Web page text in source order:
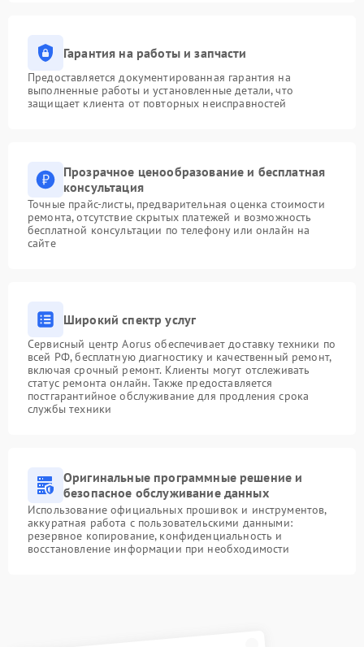
Гарантия на работы и запчасти
Предоставляется документированная гарантия на
выполненные работы и установленные детали, что
защищает клиента от повторных неисправностей
Прозрачное ценообразование и бесплатная
консультация
Точные прайс-листы, предварительная оценка стоимости
ремонта, отсутствие скрытых платежей и возможность
бесплатной консультации по телефону или онлайн на
сайте
Широкий спектр услуг
Сервисный центр Aorus обеспечивает доставку техники по
всей РФ, бесплатную диагностику и качественный ремонт,
включая срочный ремонт. Клиенты могут отслеживать
статус ремонта онлайн. Также предоставляется
постгарантийное обслуживание для продления срока
службы техники
Оригинальные программные решение и
безопасное обслуживание данных
Использование официальных прошивок и инструментов,
аккуратная работа с пользовательскими данными:
резервное копирование, конфиденциальность и
восстановление информации при необходимости